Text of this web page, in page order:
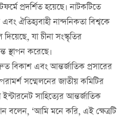
প্রদর্শিত হয়েছে। নাটকটিতে
ঐতিহ্যবাহী নান্দনিকতা বিশ্বকে
যা চীনা সংস্কৃতির
স্থাপন করেছে।
বিকাশ এবং আন্তর্জাতিক প্রসারের
সম্মেলনের জাতীয় কমিটির
সাহিত্যের আন্তর্জাতিক
বলেন, ‘আমি মনে করি, এই ক্ষেত্রটি